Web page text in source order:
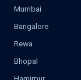
Mumbai
Bangalore
Rewa
Bhopal